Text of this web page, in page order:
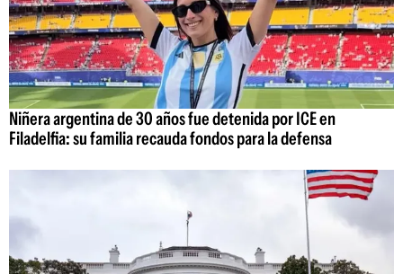
Niñera argentina de 30 años fue detenida por ICE en
Filadelfia: su familia recauda fondos para la defensa